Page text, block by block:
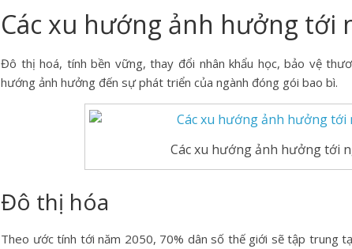
Các xu hướng ảnh hưởng tới
Đô thị hoá, tính bền vững, thay đổi nhân khẩu học, bảo vệ
hướng ảnh hưởng đến sự phát triển của ngành đóng gói bao bì.
Các xu hướng ảnh hưởng tới
Đô thị hóa
Theo ước tính tới năm 2050, 70% dân số thế giới sẽ tập trung